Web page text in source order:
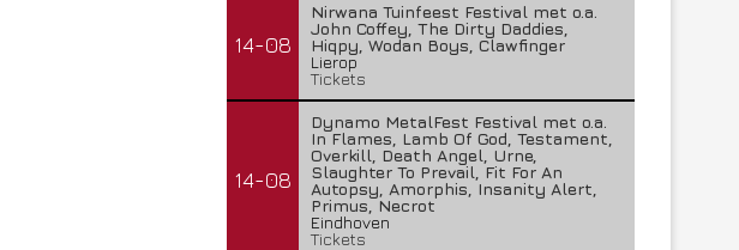
14-08
Nirwana Tuinfeest Festival met o.a.
John Coffey, The Dirty Daddies,
Hiqpy, Wodan Boys, Clawfinger
Lierop
Tickets
14-08
Dynamo MetalFest Festival met o.a.
In Flames, Lamb Of God, Testament,
Overkill, Death Angel, Urne,
Slaughter To Prevail, Fit For An
Autopsy, Amorphis, Insanity Alert,
Primus, Necrot
Eindhoven
Tickets